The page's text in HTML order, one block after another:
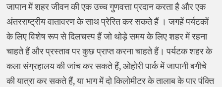
जापान में शहर जीवन की एक उच्च गुणवत्ता प्रदान करता है और एक
अंतरराष्ट्रीय वातावरण के साथ प्रेरित कर सकते हैं । जगहें पर्यटकों
के लिए विशेष रूप से दिलचस्प हैं जो थोड़े समय के लिए शहर में रहना
चाहते हैं और प्रस्ताव पर कुछ प्राप्त करना चाहते हैं। पर्यटक शहर के
कला संग्रहालय की जांच कर सकते हैं, ओहोरी पार्क में जापानी बगीचे
की यात्रा कर सकते हैं, या भाग में दो किलोमीटर के तालाब के पार पंक्ति